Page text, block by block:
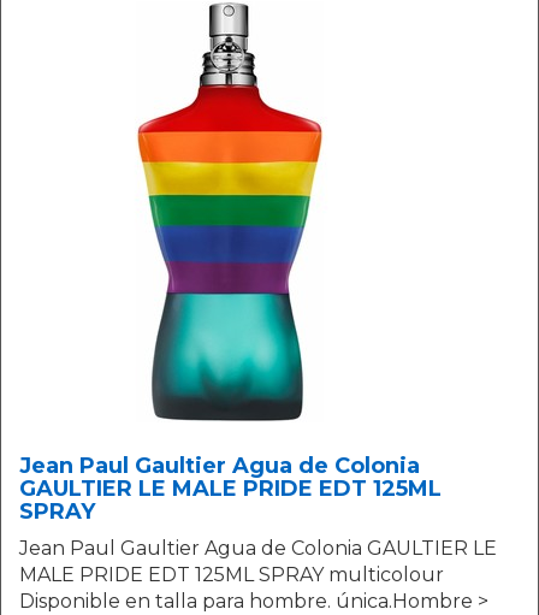
Jean Paul Gaultier Agua de Colonia
GAULTIER LE MALE PRIDE EDT 125ML
SPRAY
Jean Paul Gaultier Agua de Colonia GAULTIER LE
MALE PRIDE EDT 125ML SPRAY multicolour
Disponible en talla para hombre. única.Hombre >